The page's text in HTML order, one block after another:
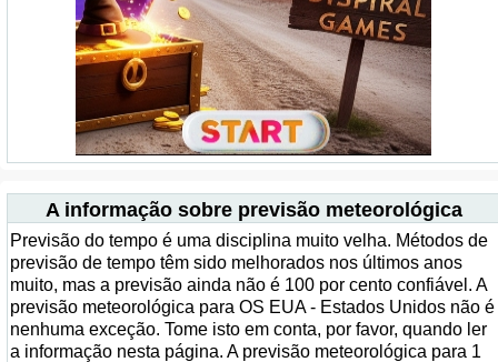
A informação sobre previsão meteorológica
Previsão do tempo é uma disciplina muito velha. Métodos de
previsão de tempo têm sido melhorados nos últimos anos
muito, mas a previsão ainda não é 100 por cento confiável. A
previsão meteorológica para OS EUA - Estados Unidos não é
nenhuma exceção. Tome isto em conta, por favor, quando ler
a informação nesta página. A previsão meteorológica para 1